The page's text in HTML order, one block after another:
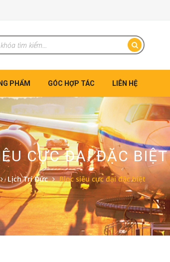
PHẨM GÓC HỢP TÁC LIÊN HỆ
CỰC ĐẠI ĐẶC BIỆT
Lịch Trí Đức Bloc siêu cực đại đặc biệt